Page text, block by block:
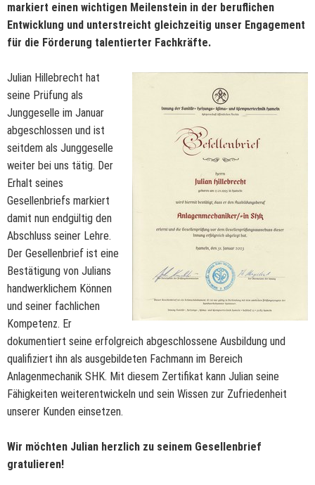
markiert einen wichtigen Meilenstein in der beruflichen
Entwicklung und unterstreicht gleichzeitig unser Engagement
für die Förderung talentierter Fachkräfte.
Julian Hillebrecht hat
seine Prüfung als
Junggeselle im Januar
abgeschlossen und ist
seitdem als Junggeselle
weiter bei uns tätig. Der
Erhalt seines
Gesellenbriefs markiert
damit nun endgültig den
Abschluss seiner Lehre.
Der Gesellenbrief ist eine
Bestätigung von Julians
handwerklichem Können
und seiner fachlichen
Kompetenz. Er
dokumentiert seine erfolgreich abgeschlossene Ausbildung und
qualifiziert ihn als ausgebildeten Fachmann im Bereich
Anlagenmechanik SHK. Mit diesem Zertifikat kann Julian seine
Fähigkeiten weiterentwickeln und sein Wissen zur Zufriedenheit
unserer Kunden einsetzen.
Wir möchten Julian herzlich zu seinem Gesellenbrief
gratulieren!